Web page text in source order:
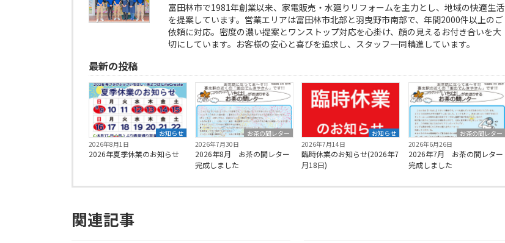
富田林市で1981年創業以来、家電販売・水廻りリフォームを主力とし、地域の快適生活
を提案しています。営業エリアは富田林市北部と羽曳野市南部で、年間2000件以上のご
依頼に対応。密度の濃い提案とワンストップ対応を心掛け、顔の見えるお付き合いを大
切にしています。お客様の安心と喜びを追求し、スタッフ一同精進しています。
最新の投稿
お知らせ
2026年8月1日
2026年夏季休業のお知らせ
お茶の間レター
2026年7月30日
2026年8月 お茶の間レター
完成しました
お知らせ
2026年7月14日
臨時休業のお知らせ(2026年7
月18日)
お茶の間レター
2026年6月26日
2026年7月 お茶の間レター
完成しました
関連記事